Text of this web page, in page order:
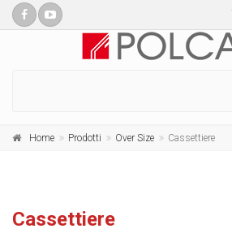
Home Prodotti Over Size Cassettiere
Cassettiere